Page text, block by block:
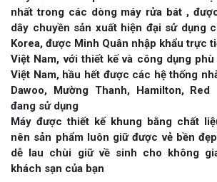
nhất trong các dòng máy rửa bát ,
dây chuyền sản xuất hiện đại sử dụng
Korea, được Minh Quân nhập khẩu trực
Việt Nam, với thiết kế và công dụng
Việt Nam, hầu hết được các hệ thống
Dawoo, Mường Thanh, Hamilton,
đang sử dụng
Máy được thiết kế khung bằng chất
nên sản phẩm luôn giữ được vẻ bền
dễ lau chùi giữ về sinh cho không
khách sạn của bạn